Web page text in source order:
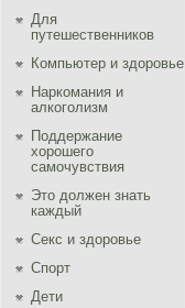
Для
путешественников
Компьютер и здоровье
Наркомания и
алкоголизм
Поддержание
хорошего
самочувствия
Это должен знать
каждый
Секс и здоровье
Спорт
Дети